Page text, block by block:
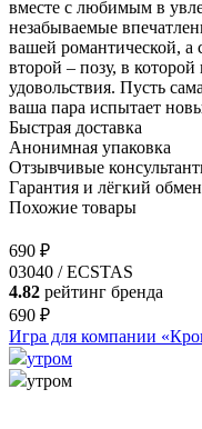
вместе с любимым в
незабываемые
вашей романтической, а
второй – позу, в
удовольствия. Пусть
ваша пара испытает
Быстрая доставка
Анонимная упаковка
Отзывчивые
Гарантия и лёгкий обмен
Похожие товары
690 ₽
03040 / ECSTAS
4.82 рейтинг бренда
690 ₽
Игра для компании
утром
утром